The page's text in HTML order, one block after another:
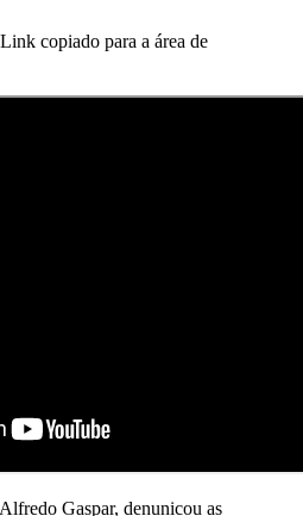
Link copiado para a área de
Gaspar, denunicou as